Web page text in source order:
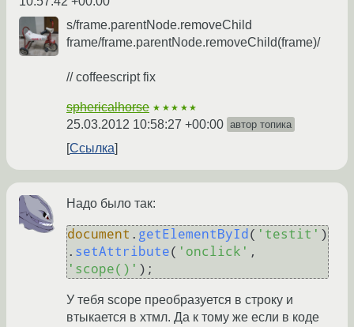
s/frame.parentNode.removeChild
frame/frame.parentNode.removeChild(frame)/
// coffeescript fix
sphericalhorse ★★★★★
25.03.2012 10:58:27 +00:00 автор топика
Ссылка
Надо было так:
document . getElementById ( 'testit' )
. setAttribute( 'onclick'
'scope()'
У тебя scope преобразуется в строку и
втыкается в хтмл. Да к тому же если в коде